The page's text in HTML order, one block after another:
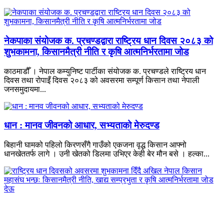
नेकपाका संयोजक क. प्रचण्डद्वारा राष्ट्रिय धान दिवस २०८३ को
शुभकामना, किसानमैत्री नीति र कृषि आत्मनिर्भरतामा जोड
काठमाडौँ । नेपाल कम्युनिष्ट पार्टीका संयोजक क. प्रचण्डले राष्ट्रिय धान
दिवस तथा रोपाइँ दिवस २०८३ को अवसरमा सम्पूर्ण किसान तथा नेपाली
जनसमुदायमा...
धान : मानव जीवनको आधार, सभ्यताको मेरुदण्ड
बिहानी घामको पहिलो किरणसँगै गाउँको एकजना वृद्ध किसान आफ्नो
धानखेततर्फ लागे । उनी खेतको डिलमा उभिएर केही बेर मौन बसे । हल्का...